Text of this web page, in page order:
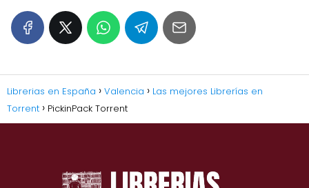
Librerias en España Valencia
Las mejores Librerías en
Torrent
PickinPack Torrent